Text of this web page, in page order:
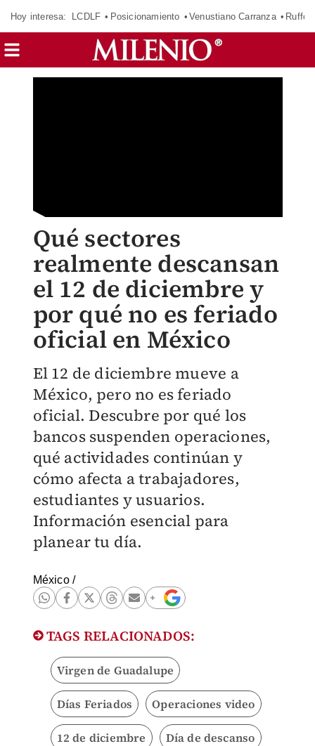
Hoy interesa: LCDLF Posicionamiento Venustiano Carranza Ruffo
Qué sectores
realmente descansan
el 12 de diciembre y
por qué no es feriado
oficial en México
El 12 de diciembre mueve a
México, pero no es feriado
oficial. Descubre por qué los
bancos suspenden operaciones,
qué actividades continúan y
cómo afecta a trabajadores,
estudiantes y usuarios.
Información esencial para
planear tu día.
México/
TAGS RELACIONADOS:
Virgen de Guadalupe
Días Feriados Operaciones video
12 de diciembre Día de descanso